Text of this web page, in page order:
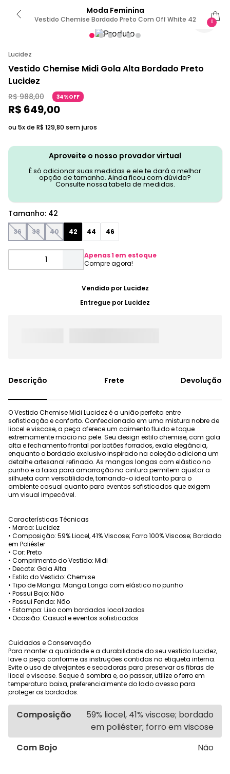
Moda Feminina
Vestido Chemise Bordado Preto Com Off White 42 0
Lucidez
Vestido Chemise Midi Gola Alta Bordado Preto
Lucidez
R$ 988,00 34%OFF
R$ 649,00
ou 5x de R$ 129,80 sem juros
Aproveite o nosso provador virtual
É só adicionar suas medidas e ele te dará a melhor
opção de tamanho. Ainda ficou com dúvida?
Consulte nossa tabela de medidas.
Tamanho: 42
36 38 40 42 44 46
Apenas1 em estoque
Vendido por Lucidez
Entregue por Lucidez
Frete Devolução
O Vestido Chemise Midi Lucidez é a união perfeita entre
sofisticação e conforto. Confeccionado em uma mistura nobre de
liocel e viscose, a peça oferece um caimento fluido e toque
extremamente macio na pele. Seu design estilo chemise, com gola
alta e fechamento frontal por botões forrados, exala elegância,
enquanto o bordado exclusivo inspirado na coleção adiciona um
detalhe artesanal refinado. As mangas longas com elástico no
punho e a faixa para amarração na cintura permitem ajustar a
silhueta com versatilidade, tornando-o ideal tanto para o
ambiente casual quanto para eventos sofisticados que exigem
um visual impecável.
Características Técnicas
• Marca: Lucidez
• Composição: 59% Liocel, 41% Viscose; Forro 100% Viscose; Bordado
em Poliéster
• Cor: Preto
• Comprimento do Vestido: Midi
• Decote: Gola Alta
• Estilo do Vestido: Chemise
• Tipo de Manga: Manga Longa com elástico no punho
• Possui Bojo: Não
• Possui Fenda: Não
• Estampa: Liso com bordados localizados
• Ocasião: Casual e eventos sofisticados
Cuidados e Conservação
Para manter a qualidade e a durabilidade do seu vestido Lucidez,
lave a peça conforme as instruções contidas na etiqueta interna.
Evite o uso de alvejantes e secadoras para preservar as fibras de
liocel e viscose. Seque à sombra e, ao passar, utilize o ferro em
temperatura baixa, preferencialmente do lado avesso para
proteger os bordados.
Composição
59% liocel, 41% viscose; bordado
em poliéster; forro em viscose
Com Bojo
Não